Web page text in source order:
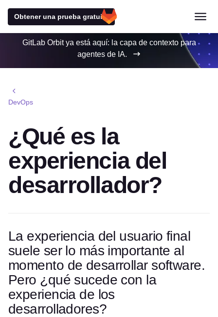
Obtener una prueba gratuita
GitLab Orbit ya está aquí: la capa de contexto para
agentes de IA.
DevOps
¿Qué es la
experiencia del
desarrollador?
La experiencia del usuario final
suele ser lo más importante al
momento de desarrollar software.
Pero ¿qué sucede con la
experiencia de los
desarrolladores?